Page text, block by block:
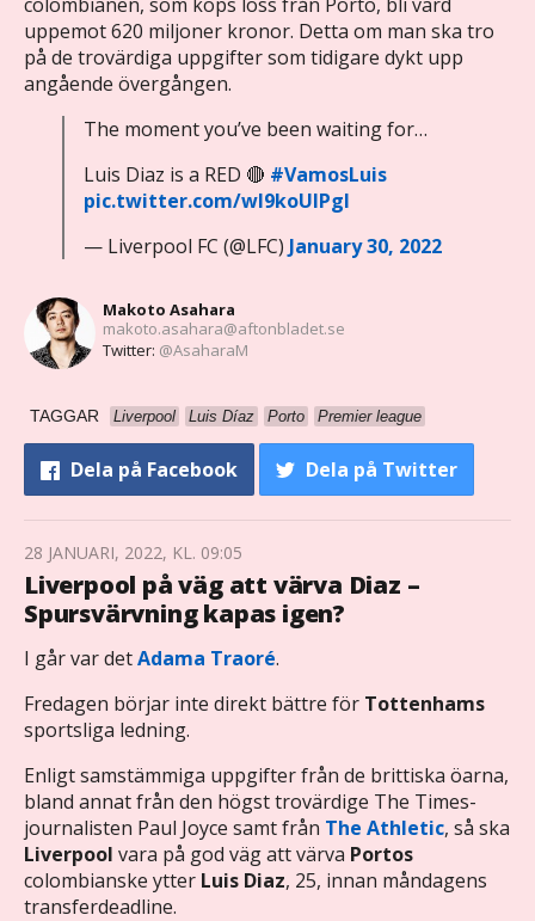
uppemot 620 miljoner kronor. Detta om man ska tro
på de trovärdiga uppgifter som tidigare dykt upp
angående övergången.
The moment you’ve been waiting for…
Luis Diaz is a RED 🔴 #VamosLuis
pic.twitter.com/wl9koUlPgl
— Liverpool FC (@LFC) January 30, 2022
Makoto Asahara
makoto.asahara@aftonbladet.se
Twitter: @AsaharaM
TAGGAR Liverpool Luis Díaz Porto Premier league
Dela på Facebook Dela på Twitter
28 JANUARI, 2022, KL. 09:05
Liverpool på väg att värva Diaz –
Spursvärvning kapas igen?
I går var detAdama Traoré.
Fredagen börjar inte direkt bättre för Tottenhams
sportsliga ledning.
Enligt samstämmiga uppgifter från de brittiska öarna,
bland annat från den högst trovärdige The Times-
journalisten Paul Joyce samt från The Athletic, så ska
Liverpool vara på god väg att värva Portos
colombianske ytter Luis Diaz, 25, innan måndagens
transferdeadline.